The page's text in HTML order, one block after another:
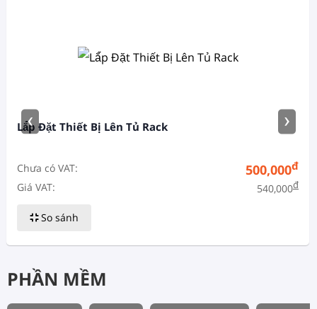
Lắ́p Đặt Thiết Bị Lên Tủ Rack
Chưa có VAT: 500,000đ
Giá VAT: 540,000đ
So sánh
‹ ›
PHẦN MỀM